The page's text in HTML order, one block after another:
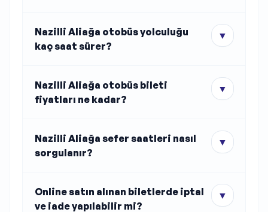
Nazilli Aliağa otobüs yolculuğu
kaç saat sürer?
▼
Nazilli Aliağa otobüs bileti
fiyatları ne kadar?
▼
Nazilli Aliağa sefer saatleri nasıl
sorgulanır?
▼
Online satın alınan biletlerde iptal
ve iade yapılabilir mi?
▼